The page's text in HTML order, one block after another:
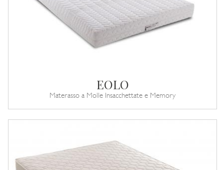
EOLO
Materasso a Molle Insacchettate e Memory